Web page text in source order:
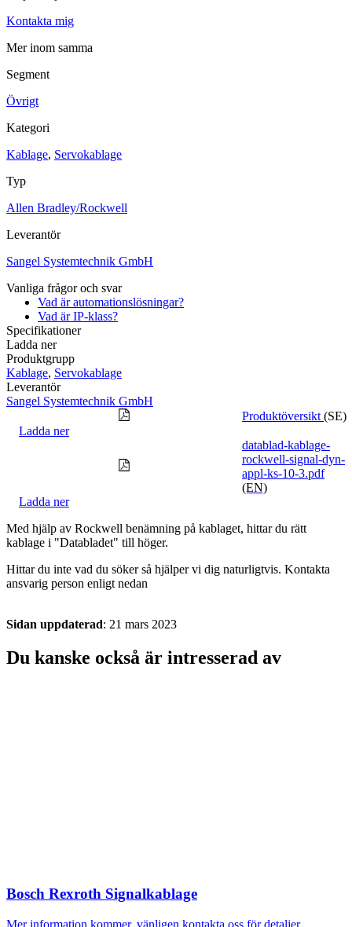
Maskinsäkerhet
Ljusridåer
Varningsljud
Varningsljus
Övrigt
Kontakta mig
Mer inom samma
Segment
Övrigt
Kategori
Kablage, Servokablage
Typ
Allen Bradley/Rockwell
Leverantör
Sangel Systemtechnik GmbH
Vanliga frågor och svar
Vad är automationslösningar?
Vad är IP-klass?
Specifikationer
Ladda ner
Produktgrupp
Kablage, Servokablage
Leverantör
Sangel Systemtechnik GmbH
Produktöversikt (SE)
Ladda ner
datablad-kablage-
rockwell-signal-dyn-
appl-ks-10-3.pdf
(EN)
Ladda ner
Med hjälp av Rockwell benämning på kablaget, hittar du rätt
kablage i "Databladet" till höger.
Hittar du inte vad du söker så hjälper vi dig naturligtvis. Kontakta
ansvarig person enligt nedan
Sidan uppdaterad: 21 mars 2023
Du kanske också är intresserad av
Bosch Rexroth Signalkablage
Mer information kommer, vänligen kontakta oss för detaljer.